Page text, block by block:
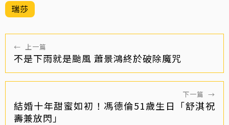
瑞莎
← 上一篇
不是下雨就是颱風 蕭景鴻終於破除魔咒
下一篇 →
結婚十年甜蜜如初！馮德倫51歲生日「舒淇祝
壽兼放閃」